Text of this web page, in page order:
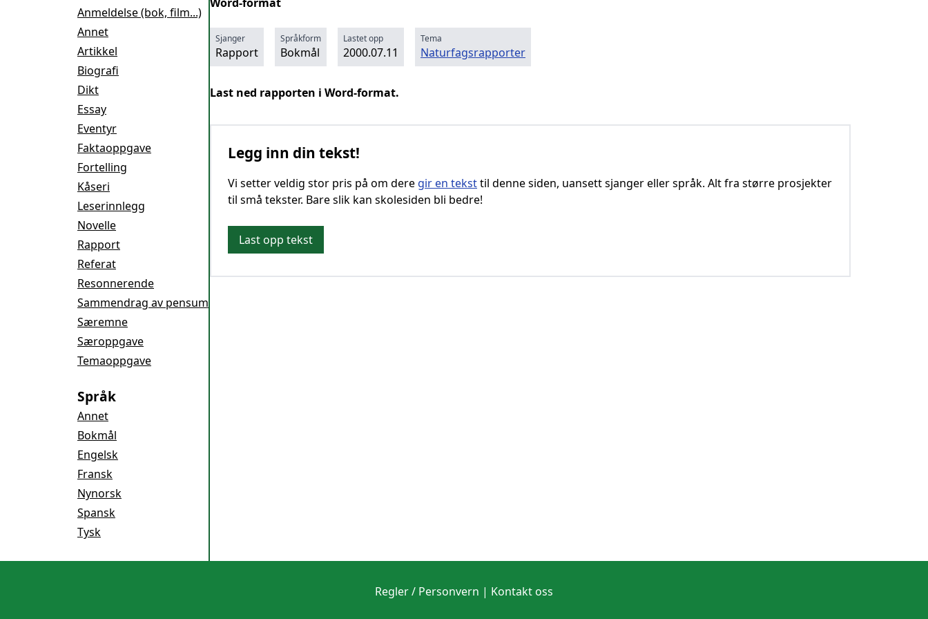
Anmeldelse (bok, film...)
Annet
Artikkel
Biografi
Dikt
Essay
Eventyr
Faktaoppgave
Fortelling
Kåseri
Leserinnlegg
Novelle
Rapport
Referat
Resonnerende
Sammendrag av pensum
Særemne
Særoppgave
Temaoppgave
Språk
Annet
Bokmål
Engelsk
Fransk
Nynorsk
Spansk
Tysk
Sjanger
Rapport
Språkform
Bokmål
Lastet opp
2000.07.11
Tema
Naturfagsrapporter
Last ned rapporten i Word-format.
Legg inn din tekst!
Vi setter veldig stor pris på om dere gir en teksttil denne siden, uansett sjanger eller språk. Alt fra større prosjekter
til små tekster. Bare slik kan skolesiden bli bedre!
Last opp tekst
Regler / Personvern | Kontakt oss